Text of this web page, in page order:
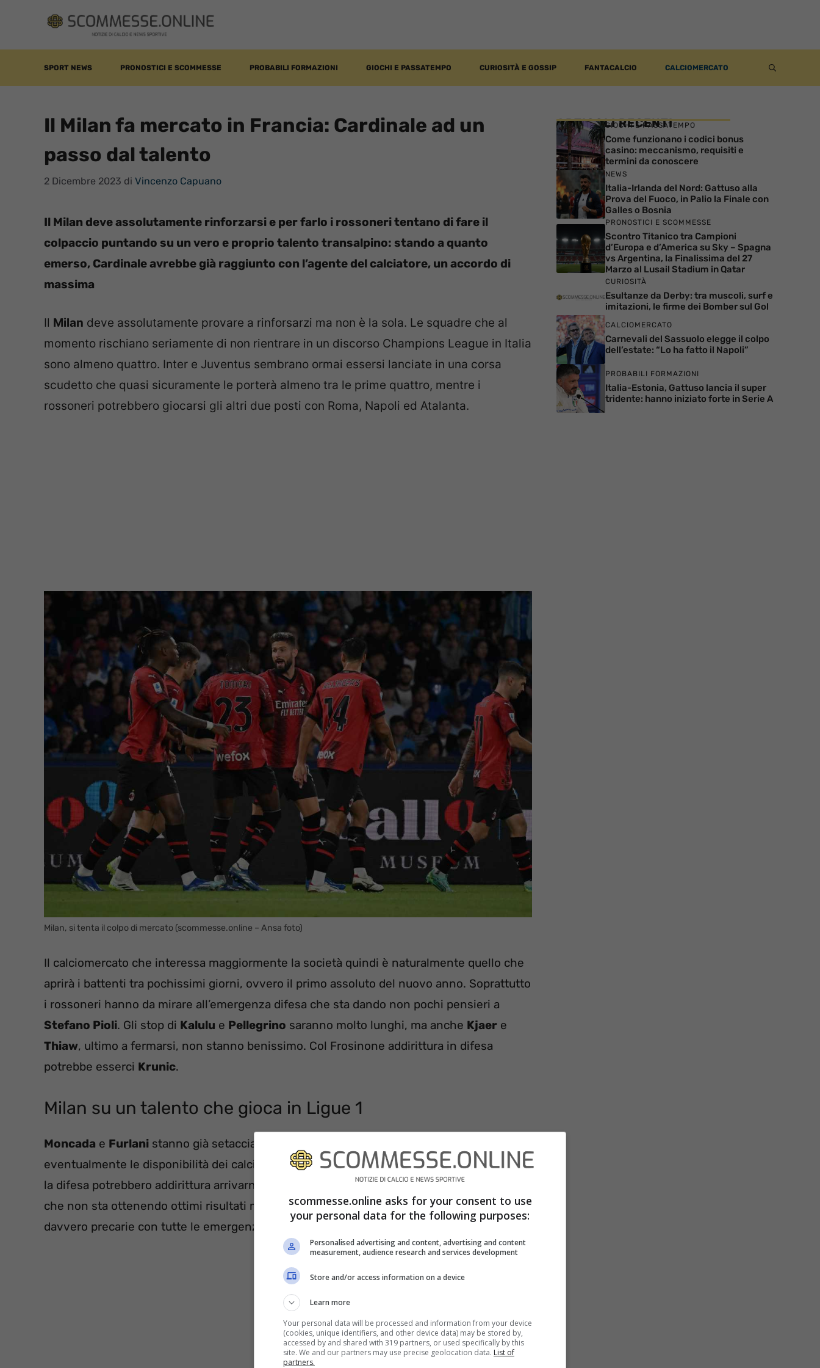
contenuto
SPORT NEWS PRONOSTICI E SCOMMESSE PROBABILI FORMAZIONI GIOCHI E PASSATEMPO CURIOSITÀ E GOSSIP FANTACALCIO CALCIOMERCATO
Il Milan fa mercato in Francia: Cardinale ad un
passo dal talento
2 Dicembre 2023 di Vincenzo Capuano
Il Milan deve assolutamente rinforzarsi e per farlo i rossoneri tentano di fare il
colpaccio puntando su un vero e proprio talento transalpino: stando a quanto
emerso, Cardinale avrebbe già raggiunto con l’agente del calciatore, un accordo di
massima
Il Milan deve assolutamente provare a rinforsarzi ma non è la sola. Le squadre che al
momento rischiano seriamente di non rientrare in un discorso Champions League in Italia
sono almeno quattro. Inter e Juventus sembrano ormai essersi lanciate in una corsa
scudetto che quasi sicuramente le porterà almeno tra le prime quattro, mentre i
rossoneri potrebbero giocarsi gli altri due posti con Roma, Napoli ed Atalanta.
Milan, si tenta il colpo di mercato (scommesse.online – Ansa foto)
Il calciomercato che interessa maggiormente la società quindi è naturalmente quello che
aprirà i battenti tra pochissimi giorni, ovvero il primo assoluto del nuovo anno. Soprattutto
i rossoneri hanno da mirare all’emergenza difesa che sta dando non pochi pensieri a
Stefano Pioli. Gli stop di Kalulu e Pellegrino saranno molto lunghi, ma anche Kjaer e
Thiaw, ultimo a fermarsi, non stanno benissimo. Col Frosinone addirittura in difesa
potrebbe esserci Krunic.
Milan su un talento che gioca in Ligue 1
Moncada e Furlani stanno già setacciando il mercato per capire quali siano
eventualmente le disponibilità dei calciatori più interessanti, senza escludere che solo per
la difesa potrebbero addirittura arrivarne ben due. Un lavoro dovuto all’allenatore emiliano
che non sta ottenendo ottimi risultati ma, bisogna dirlo, sta lavorando in condizioni
davvero precarie con tutte le emergenze del caso.
ARTICOLI RECENTI
GIOCHI E PASSATEMPO
Come funzionano i codici bonus
casino: meccanismo, requisiti e
termini da conoscere
NEWS
Italia-Irlanda del Nord: Gattuso alla
Prova del Fuoco, in Palio la Finale con
Galles o Bosnia
PRONOSTICI E SCOMMESSE
Scontro Titanico tra Campioni
d’Europa e d’America su Sky – Spagna
vs Argentina, la Finalissima del 27
Marzo al Lusail Stadium in Qatar
CURIOSITÀ
Esultanze da Derby: tra muscoli, surf e
imitazioni, le firme dei Bomber sul Gol
CALCIOMERCATO
Carnevali del Sassuolo elegge il colpo
dell’estate: “Lo ha fatto il Napoli”
PROBABILI FORMAZIONI
Italia-Estonia, Gattuso lancia il super
tridente: hanno iniziato forte in Serie A
scommesse.online asks for your consent to use
your personal data for the following purposes:
Personalised advertising and content, advertising and content
measurement, audience research and services development
Store and/or access information on a device
Learn more
Your personal data will be processed and information from your device
(cookies, unique identifiers, and other device data) may be stored by,
accessed by and shared with 319 partners, or used specifically by this
site. We and our partners may use precise geolocation data. List of
partners.